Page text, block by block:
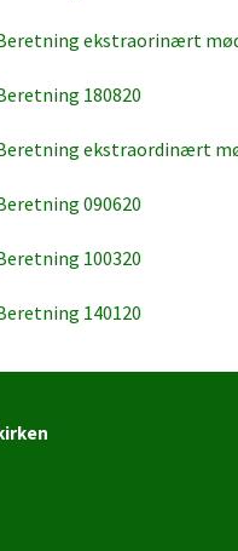
ekstraorinært
180820
ekstraordinært
090620
100320
140120